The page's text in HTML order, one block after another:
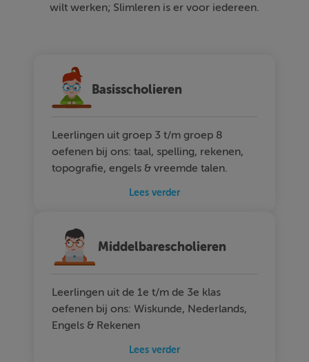
wilt werken; Slimleren is er voor iedereen.
Basisscholieren
Leerlingen uit groep 3 t/m groep 8
oefenen bij ons: taal, spelling, rekenen,
topografie, engels & vreemde talen.
Lees verder
Middelbarescholieren
Leerlingen uit de 1e t/m de 3e klas
oefenen bij ons: Wiskunde, Nederlands,
Engels & Rekenen
Lees verder